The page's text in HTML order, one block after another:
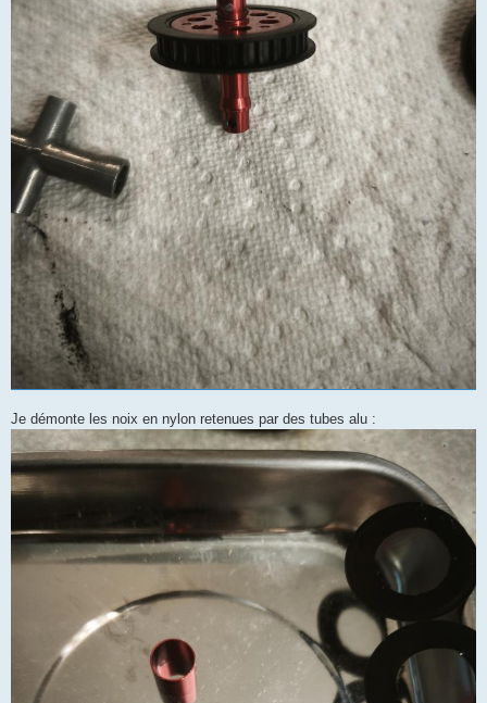
Je démonte les noix en nylon retenues par des tubes alu :